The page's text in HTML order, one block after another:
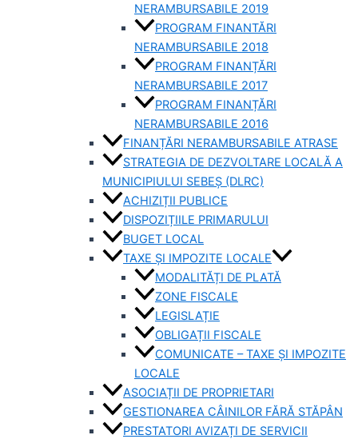
NERAMBURSABILE 2019
PROGRAM FINANTĂRI
NERAMBURSABILE 2018
PROGRAM FINANȚĂRI
NERAMBURSABILE 2017
PROGRAM FINANȚĂRI
NERAMBURSABILE 2016
FINANȚĂRI NERAMBURSABILE ATRASE
STRATEGIA DE DEZVOLTARE LOCALĂ A
MUNICIPIULUI SEBEȘ (DLRC)
ACHIZIȚII PUBLICE
DISPOZIȚIILE PRIMARULUI
BUGET LOCAL
TAXE ȘI IMPOZITE LOCALE
MODALITĂȚI DE PLATĂ
ZONE FISCALE
LEGISLAȚIE
OBLIGAȚII FISCALE
COMUNICATE – TAXE ȘI IMPOZITE
LOCALE
ASOCIAȚII DE PROPRIETARI
GESTIONAREA CÂINILOR FĂRĂ STĂPÂN
PRESTATORI AVIZAȚI DE SERVICII